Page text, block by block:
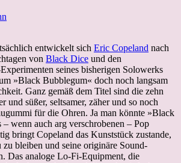
entwickelt sich Eric Copeland nach
von Black Dice und den
seines bisherigen Solowerks
»Black Bubblegum« doch noch langsam
Ganz gemäß dem Titel sind die zehn
und süßer, seltsamer, zäher und so noch
für die Ohren. Ja man könnte »Black
wenn auch arg verschrobenen – Pop
bringt Copeland das Kunststück zustande,
zu bleiben und seine originäre Sound-
Das analoge Lo-Fi-Equipment, die